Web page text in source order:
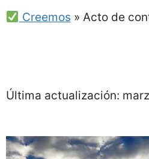
Creemos » Acto de
Última actualización: